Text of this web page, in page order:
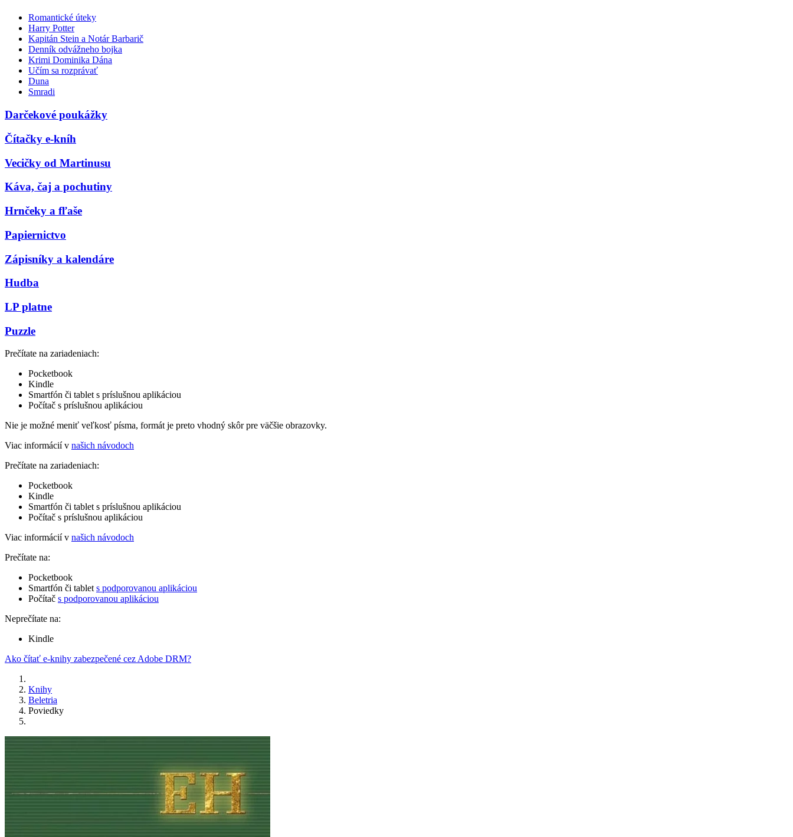
Romantické úteky
Harry Potter
Kapitán Stein a Notár Barbarič
Denník odvážneho bojka
Krimi Dominika Dána
Učím sa rozprávať
Duna
Smradi
Darčekové poukážky
Čítačky e-kníh
Vecičky od Martinusu
Káva, čaj a pochutiny
Hrnčeky a fľaše
Papiernictvo
Zápisníky a kalendáre
Hudba
LP platne
Puzzle
Prečítate na zariadeniach:
Pocketbook
Kindle
Smartfón či tablet s príslušnou aplikáciou
Počítač s príslušnou aplikáciou
Nie je možné meniť veľkosť písma, formát je preto vhodný skôr pre väčšie obrazovky.
Viac informácií v našich návodoch
Prečítate na zariadeniach:
Pocketbook
Kindle
Smartfón či tablet s príslušnou aplikáciou
Počítač s príslušnou aplikáciou
Viac informácií v našich návodoch
Prečítate na:
Pocketbook
Smartfón či tablet s podporovanou aplikáciou
Počítač s podporovanou aplikáciou
Neprečítate na:
Kindle
Ako čítať e-knihy zabezpečené cez Adobe DRM?
Knihy
Beletria
Poviedky